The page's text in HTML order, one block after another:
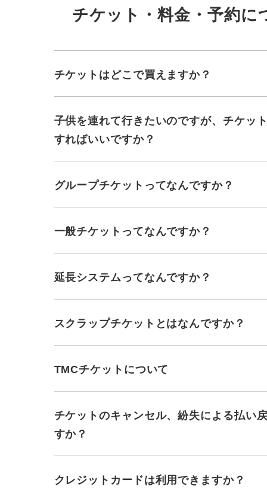
チケット・料金・予約に
チケットはどこで買えますか？
子供を連れて行きたいのですが、チケッ
すればいいですか？
グループチケットってなんですか？
一般チケットってなんですか？
延長システムってなんですか？
スクラップチケットとはなんですか？
TMCチケットについて
チケットのキャンセル、紛失による払い
すか？
クレジットカードは利用できますか？